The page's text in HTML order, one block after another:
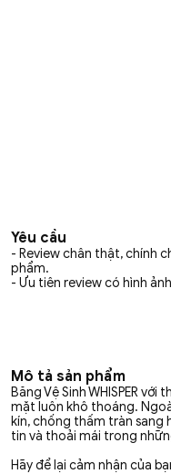
Yêu cầu
- Review chân thật, chính
phẩm.
- Ưu tiên review có hình
Mô tả sản phẩm
Băng Vệ Sinh WHISPER
mặt luôn khô thoáng.
kín, chống thấm tràn sang
tin và thoải mái trong
Hãy để lại cảm nhận của